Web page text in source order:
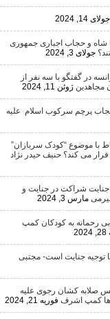
اجباری جمهوری
با سه نفر از
ژوئن 11, 2024
سرکوب اسلام علیه
“کودک سربازان”
حنیف حیدر نژاد
در جنایت و
3, 2024
به کودکان کمپ
جنایت است- مجتبی
کشان رجوی علیه
اشرف فوریه 21, 2024